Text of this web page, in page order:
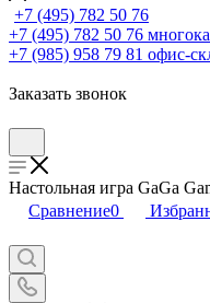
+7 (495) 782 50 76
+7 (495) 782 50 76
+7 (985) 958 79 81 офис-
Заказать звонок
Настольная игра GaGa
Сравнение0